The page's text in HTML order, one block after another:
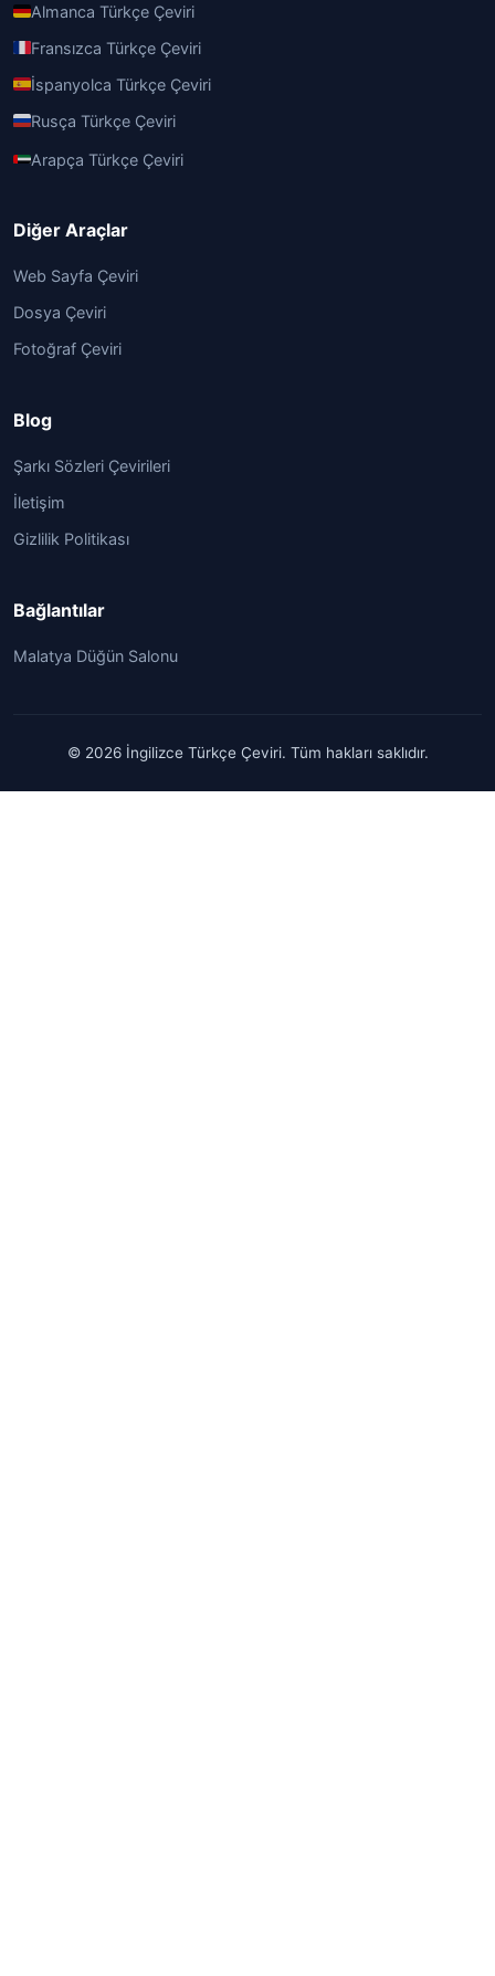
Almanca Türkçe Çeviri
Fransızca Türkçe Çeviri
İspanyolca Türkçe Çeviri
Rusça Türkçe Çeviri
Arapça Türkçe Çeviri
Diğer Araçlar
Web Sayfa Çeviri
Dosya Çeviri
Fotoğraf Çeviri
Blog
Şarkı Sözleri Çevirileri
İletişim
Gizlilik Politikası
Bağlantılar
Malatya Düğün Salonu
© 2026 İngilizce Türkçe Çeviri. Tüm hakları saklıdır.